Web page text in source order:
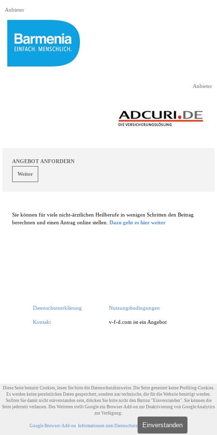
Anbieter
Anbieter
ANGEBOT ANFORDERN
Sie können für viele nicht-ärztlichen Heilberufe in wenigen Schritten den Beitrag
berechnen und einen Antrag online stellen. Dazu geht es hier weiter
Datenschutzerklärung Nutzungsbedingungen
Kontakt v-f-d.com ist ein Angebot von
Diese Seite benutzt Cookies, lesen Sie bitte die Datenschutzhinweise. Die Seite generiert keine Profiling-Cookies.
Es werden keine persönlichen Daten gespeichert, sondern nur technische, die für die Website benötigt werden.
Sollten Sie damit nicht einverstanden sein, drücken Sie bitte nicht den Button "Einverstanden". Sie können die
Seite jederzeit verlassen. Des Weiteren stellt Google ein Browser-Add-on zur Deaktivierung von Google Analytics
zur Verfügung:
Google Browser-Add-on Informationen zum Datenschutz Einverstanden